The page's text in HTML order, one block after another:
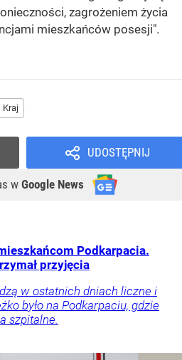
zagrożeniem życia
mieszkańców posesji".
Kraj
UDOSTĘPNIJ
w Google News
Podkarpacia.
przyjęcia
w ostatnich dniach liczne i
było na Podkarpaciu, gdzie
szpitalne.